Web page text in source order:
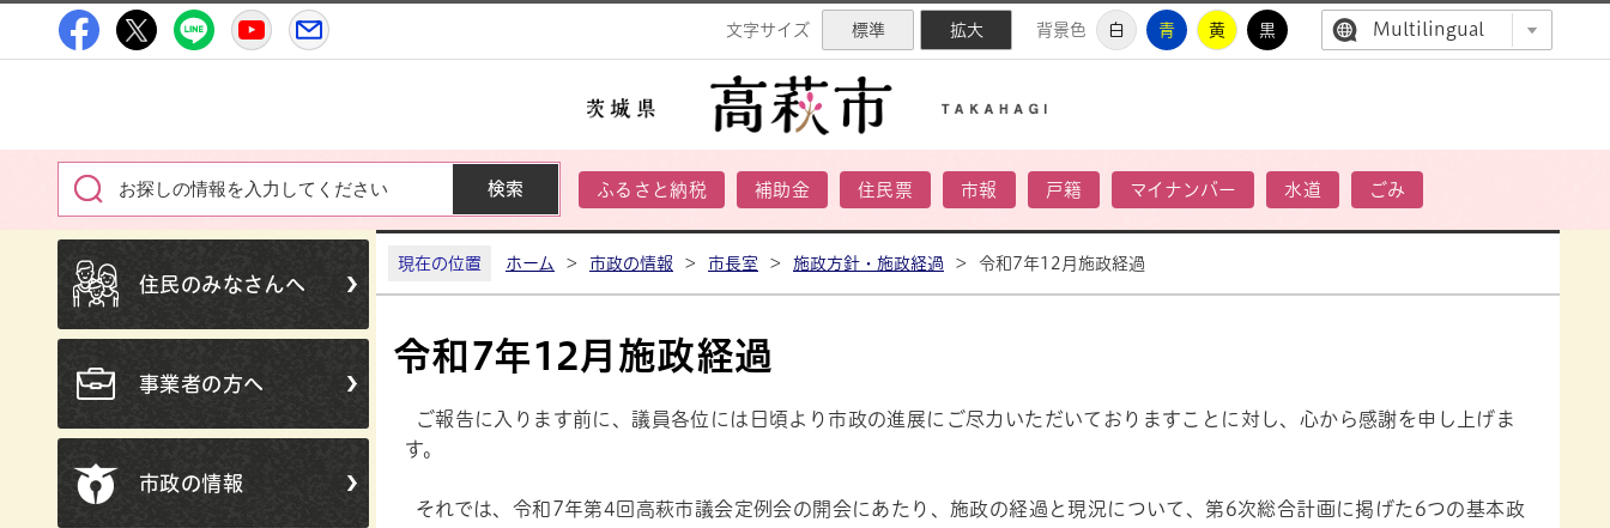
高萩市公式Facebook
高萩市公式X高萩市公式LINE
高萩市YouTube公式チャンネル 文字サイズ 標準 拡大 背景色 白 青 黄 黒 Multilingual
ふるさと納税 補助金 住民票 市報 戸籍 マイナンバー 水道 ごみ
住民のみなさんへ
事業者の方へ
市政の情報
現在の位置 ホーム > 市政の情報 > 市長室 > 施政方針・施政経過 > 令和7年12月施政経過
令和7年12月施政経過
ご報告に入ります前に、議員各位には日頃より市政の進展にご尽力いただいておりますことに対し、心から感謝を申し上げま
す。
それでは、令和7年第4回高萩市議会定例会の開会にあたり、施政の経過と現況について、第6次総合計画に掲げた6つの基本政